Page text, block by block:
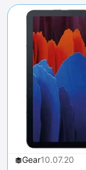
Gear10.07.20